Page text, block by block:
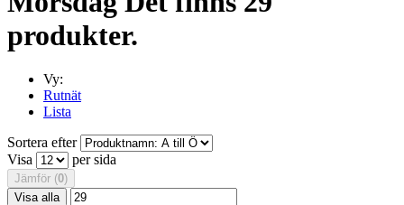
produkter.
Vy:
Rutnät
Lista
Sortera efter
Visa
per sida
Jämför (0)
Visa alla